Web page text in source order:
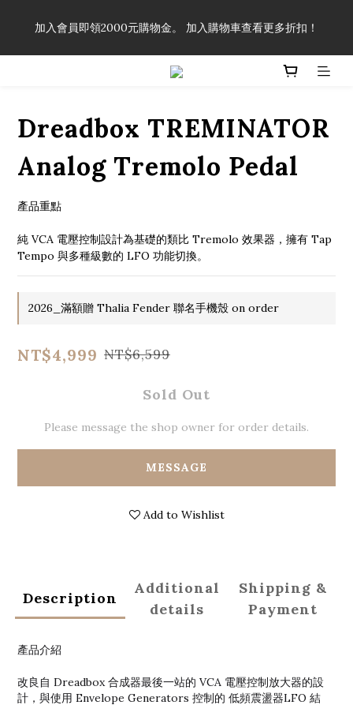
享有弦線、配件終生89折優惠！
加入會員即領2000元購物金。 加入購物車查看更多折扣！
「一生弦命！」單筆購買弦線、配件滿$999（不含運費），即可
Dreadbox TREMINATOR
Analog Tremolo Pedal
產品重點
純 VCA 電壓控制設計為基礎的類比 Tremolo 效果器，擁有 Tap
Tempo 與多種級數的 LFO 功能切換。
2026_滿額贈 Thalia Fender 聯名手機殼 on order
NT$4,999 NT$6,599
Sold Out
Please message the shop owner for order details.
MESSAGE
Add to Wishlist
Description
Additional
details
Shipping &
Payment
產品介紹
改良自 Dreadbox 合成器最後一站的 VCA 電壓控制放大器的設
計，與使用 Envelope Generators 控制的 低頻震盪器LFO 結